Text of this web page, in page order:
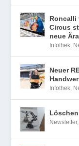
Roncalli
Circus
neue Ära
Infothek,
Neuer
Infothek,
Newsletter,